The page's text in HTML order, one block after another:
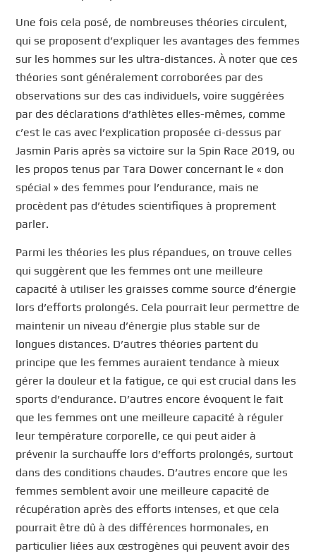
Une fois cela posé, de nombreuses théories circulent,
qui se proposent d’expliquer les avantages des femmes
sur les hommes sur les ultra-distances. À noter que ces
théories sont généralement corroborées par des
observations sur des cas individuels, voire suggérées
par des déclarations d’athlètes elles-mêmes, comme
c’est le cas avec l’explication proposée ci-dessus par
Jasmin Paris après sa victoire sur la Spin Race 2019, ou
les propos tenus par Tara Dower concernant le « don
spécial » des femmes pour l’endurance, mais ne
procèdent pas d’études scientifiques à proprement
parler.
Parmi les théories les plus répandues, on trouve celles
qui suggèrent que les femmes ont une meilleure
capacité à utiliser les graisses comme source d’énergie
lors d’efforts prolongés. Cela pourrait leur permettre de
maintenir un niveau d’énergie plus stable sur de
longues distances. D’autres théories partent du
principe que les femmes auraient tendance à mieux
gérer la douleur et la fatigue, ce qui est crucial dans les
sports d’endurance. D’autres encore évoquent le fait
que les femmes ont une meilleure capacité à réguler
leur température corporelle, ce qui peut aider à
prévenir la surchauffe lors d’efforts prolongés, surtout
dans des conditions chaudes. D’autres encore que les
femmes semblent avoir une meilleure capacité de
récupération après des efforts intenses, et que cela
pourrait être dû à des différences hormonales, en
particulier liées aux œstrogènes qui peuvent avoir des